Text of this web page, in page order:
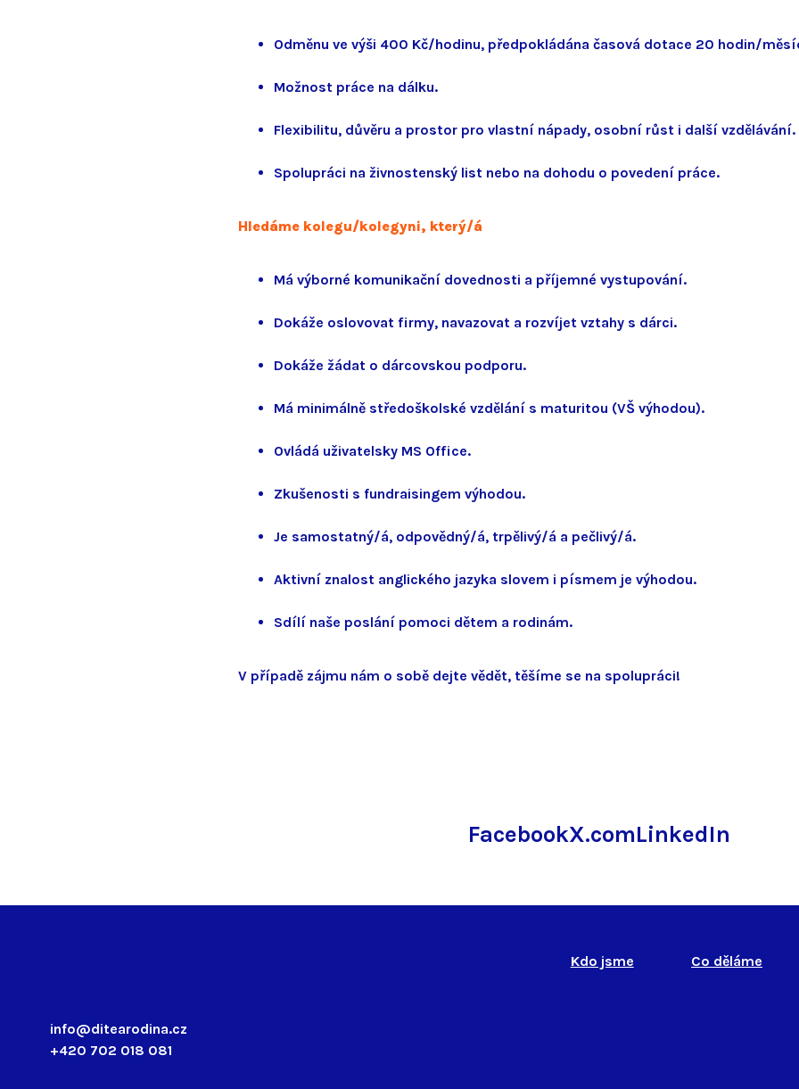
Odměnu ve výši 400 Kč/hodinu, předpokládána časová dotace 20 hodin/
Možnost práce na dálku.
Flexibilitu, důvěru a prostor pro vlastní nápady, osobní růst i další vzdělávání.
Spolupráci na živnostenský list nebo na dohodu o povedení práce.
Hledáme kolegu/kolegyni, který/á
Má výborné komunikační dovednosti a příjemné vystupování.
Dokáže oslovovat firmy, navazovat a rozvíjet vztahy s dárci.
Dokáže žádat o dárcovskou podporu.
Má minimálně středoškolské vzdělání s maturitou (VŠ výhodou).
Ovládá uživatelsky MS Office.
Zkušenosti s fundraisingem výhodou.
Je samostatný/á, odpovědný/á, trpělivý/á a pečlivý/á.
Aktivní znalost anglického jazyka slovem i písmem je výhodou.
Sdílí naše poslání pomoci dětem a rodinám.
V případě zájmu nám o sobě dejte vědět, těšíme se na spolupráci!
FacebookX.comLinkedIn
Kdo jsme Co děláme
info@ditearodina.cz
+420 702 018 081